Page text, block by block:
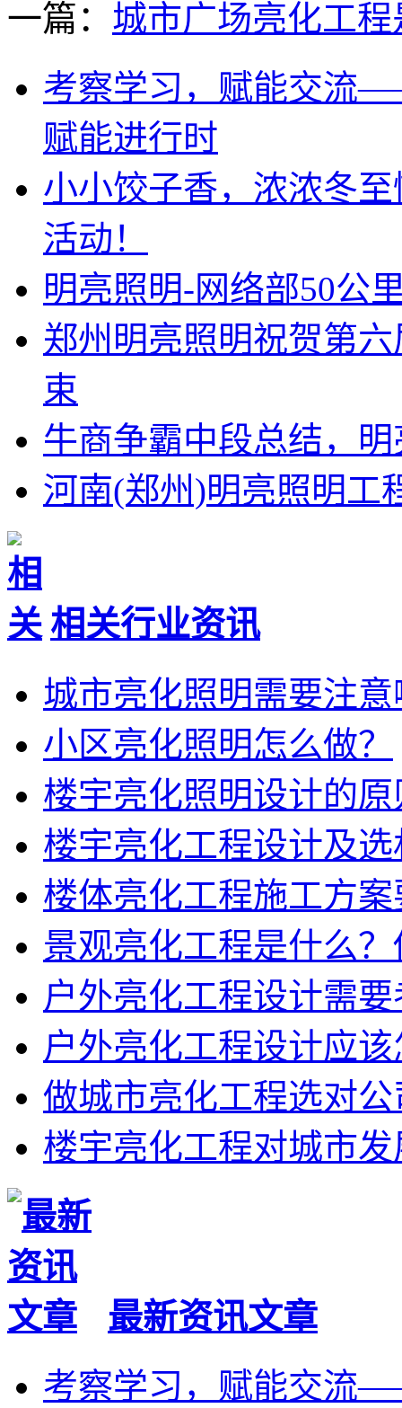
一篇： 城市广场亮化工
考察学习，赋能交流
赋能进行时
小小饺子香，浓浓冬
活动！
明亮照明-网络部50公
郑州明亮照明祝贺第
束
牛商争霸中段总结，
河南(郑州)明亮照明工
相关行业资讯
城市亮化照明需要注意
小区亮化照明怎么做？
楼宇亮化照明设计的
楼宇亮化工程设计及选
楼体亮化工程施工方
景观亮化工程是什么
户外亮化工程设计需
户外亮化工程设计应
做城市亮化工程选对
楼宇亮化工程对城市
最新资讯文章
考察学习，赋能交流